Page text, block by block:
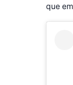
que